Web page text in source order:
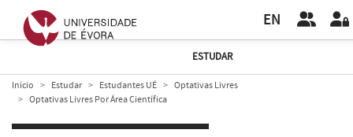
EN
ESTUDAR
Início Estudar Estudantes UÉ
Optativas Livres
Optativas Livres Por Área Científica